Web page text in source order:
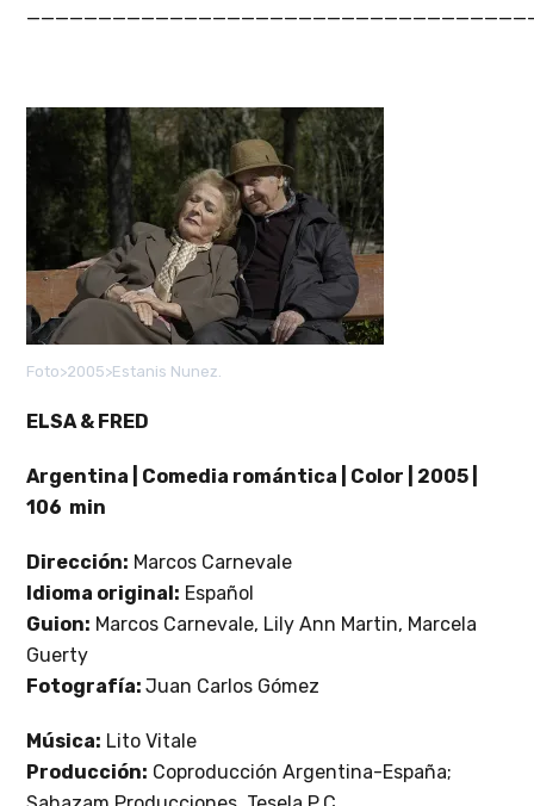
Foto>2005>Estanis Nunez.
ELSA & FRED
Argentina | Comedia romántica | Color | 2005 |
106 min
Dirección: Marcos Carnevale
Idioma original: Español
Guion: Marcos Carnevale, Lily Ann Martin, Marcela
Guerty
Fotografía:Juan Carlos Gómez
Música: Lito Vitale
Producción: Coproducción Argentina-España;